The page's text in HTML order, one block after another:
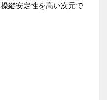
縦安定性を高い次元で